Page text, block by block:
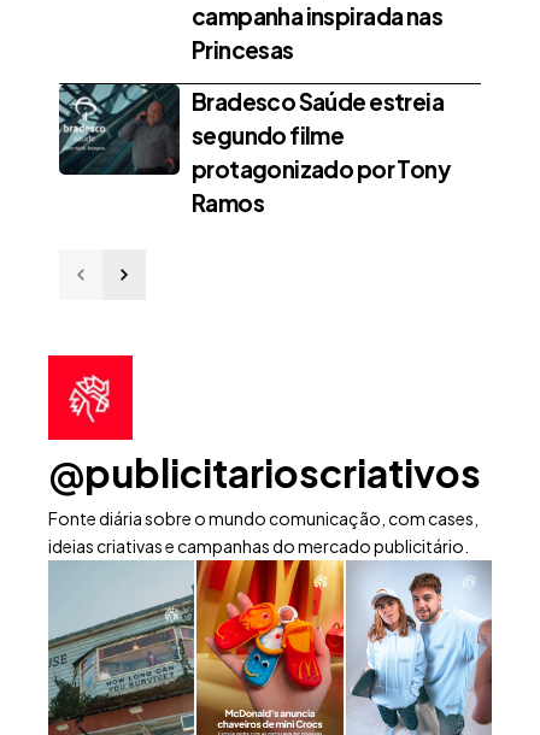
campanha inspirada nas
Princesas
Bradesco Saúde estreia
segundo filme
protagonizado por Tony
Ramos
@publicitarioscriativos
Fonte diária sobre o mundo comunicação, com cases,
ideias criativas e campanhas do mercado publicitário.